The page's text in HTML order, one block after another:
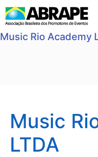
Music Rio Academy
Music
LTDA